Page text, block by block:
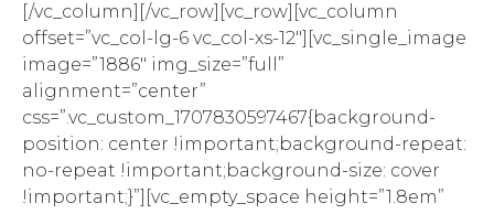
[/vc_column][/vc_row][vc_row][vc_column
offset=”vc_col-lg-6 vc_col-xs-12″][vc_single_image
image=”1886″ img_size=”full”
alignment=”center”
css=”.vc_custom_1707830597467{background-
position: center !important;background-repeat:
no-repeat !important;background-size: cover
!important;}”][vc_empty_space height=”1.8em”